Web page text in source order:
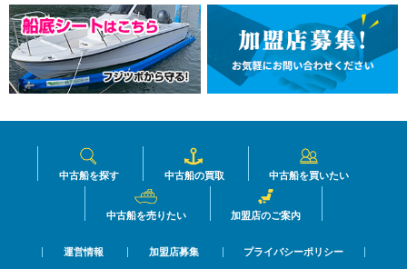
中古船を探す 中古船の買取 中古船を買いたい
中古船を売りたい 加盟店のご案内
運営情報 加盟店募集 プライバシーポリシー